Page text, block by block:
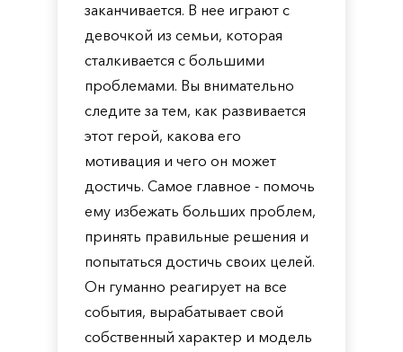
заканчивается. В нее играют с
девочкой из семьи, которая
сталкивается с большими
проблемами. Вы внимательно
следите за тем, как развивается
этот герой, какова его
мотивация и чего он может
достичь. Самое главное - помочь
ему избежать больших проблем,
принять правильные решения и
попытаться достичь своих целей.
Он гуманно реагирует на все
события, вырабатывает свой
собственный характер и модель